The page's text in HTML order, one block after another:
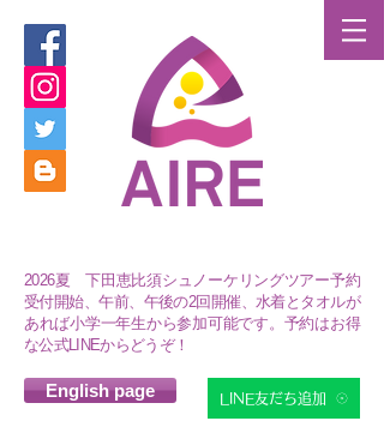
2026夏 下田恵比須シュノーケリングツアー予約
受付開始、午前、午後の2回開催、水着とタオルが
あれば小学一年生から参加可能です。予約はお得
な公式LINEからどうぞ！
English page LINE友だち追加